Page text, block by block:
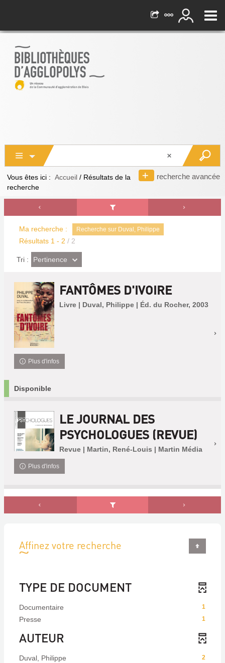
recherche avancée
Vous êtes ici : Accueil / Résultats de la
recherche
Ma recherche : Recherche sur Duval, Philippe
Résultats 1 - 2 / 2
Tri : (Effet
imédiat)
Pertinence
FANTÔMES D'IVOIRE
Livre | Duval, Philippe | Éd. du Rocher, 2003
Plus d'infos
Disponible
LE JOURNAL DES
PSYCHOLOGUES (REVUE)
Revue | Martin, René-Louis | Martin Média
Plus d'infos
Affinez votre recherche
TYPE DE DOCUMENT
1
Documentaire
1
Presse
AUTEUR
2
Duval, Philippe